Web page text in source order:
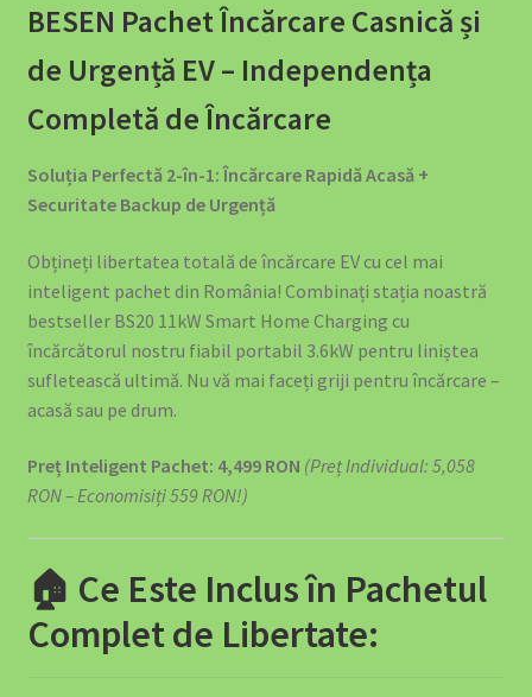
BESEN Pachet Încărcare Casnică și
de Urgență EV – Independența
Completă de Încărcare
Soluția Perfectă 2-în-1: Încărcare Rapidă Acasă +
Securitate Backup de Urgență
Obțineți libertatea totală de încărcare EV cu cel mai
inteligent pachet din România! Combinați stația noastră
bestseller BS20 11kW Smart Home Charging cu
încărcătorul nostru fiabil portabil 3.6kW pentru liniștea
sufletească ultimă. Nu vă mai faceți griji pentru încărcare –
acasă sau pe drum.
Preț Inteligent Pachet: 4,499 RON (Preț Individual: 5,058
RON – Economisiți 559 RON!)
🏠 Ce Este Inclus în Pachetul
Complet de Libertate: